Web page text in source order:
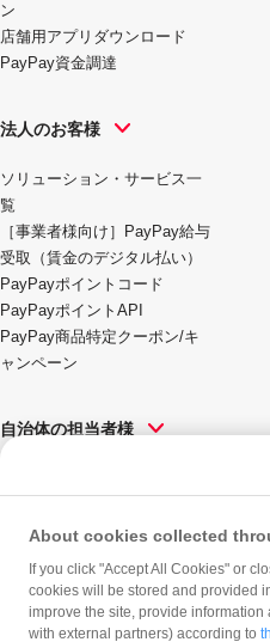
ン
店舗用アプリダウンロード
PayPay資金調達
法人のお客様
ソリューション・サービス一
覧
［事業者様向け］PayPay給与
受取（賃金のデジタル払い）
PayPayポイントコード
PayPayポイントAPI
PayPay商品特定クーポン/キ
ャンペーン
自治体の担当者様
PayPay株式会社
会社概要
About cookies collected
If you click "Accept All Cookies" or
cookies will be stored and provided
improve the site, provide
with external partners) according to